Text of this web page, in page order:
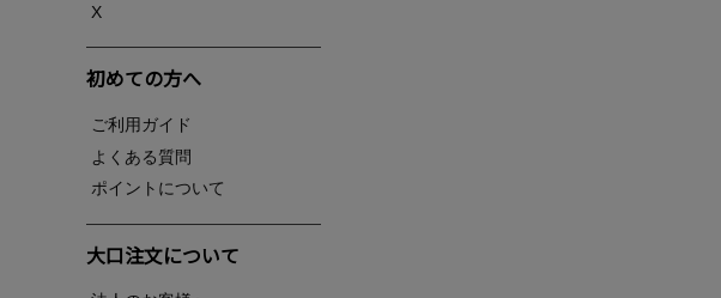
X
初めての方へ
ご利用ガイド
よくある質問
ポイントについて
大口注文について